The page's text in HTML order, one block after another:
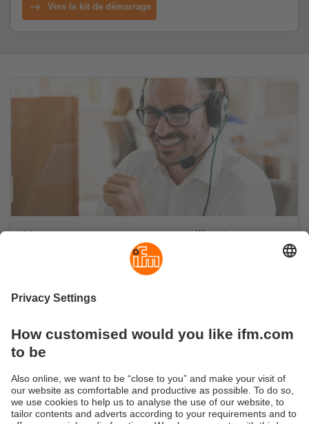
Vers le kit de démarrage
Nos experts vous conseillent
Ensemble, nous ferons de votre projet une
Convaincu ? Alors contactez-nous! Nous vous
dès le début – du conseil stratégique jusqu’au
développement des solutions logiciel et matériel
services avancés.
Demandez conseil maintenant